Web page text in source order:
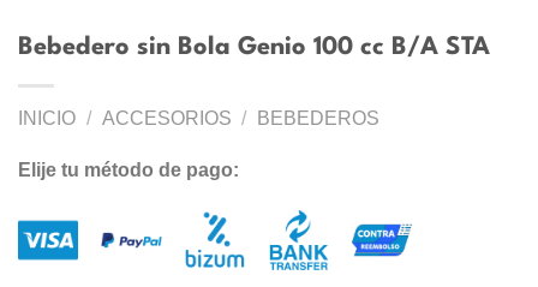
Bebedero sin Bola Genio 100 cc B/A STA
INICIO / ACCESORIOS / BEBEDEROS
Elije tu método de pago: